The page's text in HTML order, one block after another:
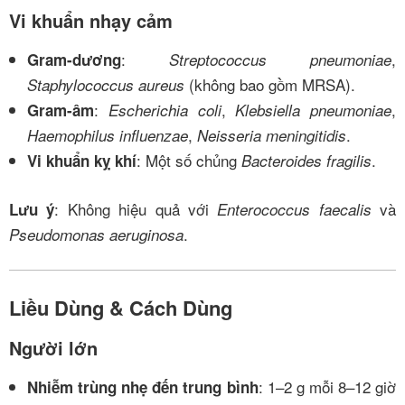
Vi khuẩn nhạy cảm
Gram-dương: Streptococcus pneumoniae,
Staphylococcus aureus (không bao gồm MRSA).
Gram-âm: Escherichia coli,Klebsiella pneumoniae,
Haemophilus influenzae, Neisseria meningitidis.
Vi khuẩn kỵ khí: Một số chủng Bacteroides fragilis.
Lưu ý: Không hiệu quả với Enterococcus faecalis và
Pseudomonas aeruginosa.
Liều Dùng & Cách Dùng
Người lớn
Nhiễm trùng nhẹ đến trung bình: 1–2 g mỗi 8–12 giờ